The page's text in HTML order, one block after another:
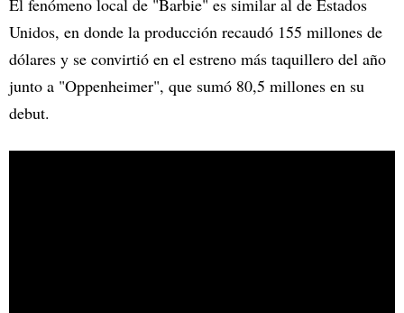
El fenómeno local de "Barbie" es similar al de Estados
Unidos, en donde la producción recaudó 155 millones de
dólares y se convirtió en el estreno más taquillero del año
junto a "Oppenheimer", que sumó 80,5 millones en su
debut.